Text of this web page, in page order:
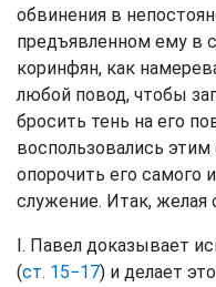
обвинения в
предъявленном ему в
коринфян, как
любой повод, чтобы
бросить тень на его
воспользовались
опорочить его самого
служение. Итак, желая
I. Павел доказывает
(ст. 15−17) и делает